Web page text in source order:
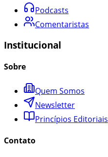
Podcasts
Comentaristas
Institucional
Sobre
Quem Somos
Newsletter
Princípios Editoriais
Contato